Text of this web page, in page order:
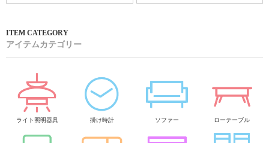
アイテムカテゴリー
ライト照明器具 掛け時計 ソファー ローテーブル